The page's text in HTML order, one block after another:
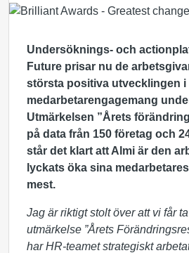
Undersöknings- och
Future prisar nu de
största positiva utvecklingen i
medarbetarengagemang
Utmärkelsen ”Årets
på data från 150 företag och
står det klart att Almi är den
lyckats öka sina
mest.
Jag är riktigt stolt över att vi får
utmärkelse ”Årets
har HR-teamet strategiskt